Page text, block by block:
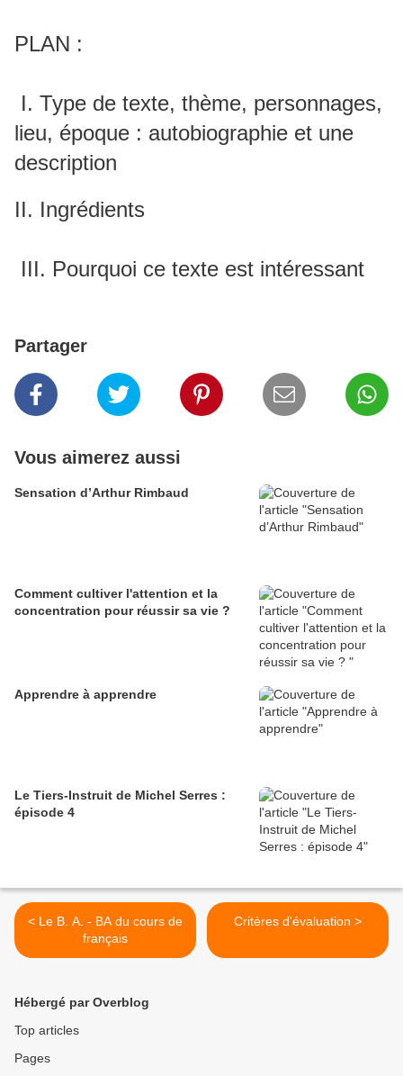
PLAN :
I. Type de texte, thème, personnages,
lieu, époque : autobiographie et une
description
II. Ingrédients
III. Pourquoi ce texte est intéressant
Partager
Vous aimerez aussi
Sensation d’Arthur Rimbaud
Comment cultiver l'attention et la
concentration pour réussir sa vie ?
Apprendre à apprendre
Le Tiers-Instruit de Michel Serres :
épisode 4
< Le B. A. - BA du cours de
français
Critères d'évaluation >
Hébergé par Overblog
Top articles
Pages